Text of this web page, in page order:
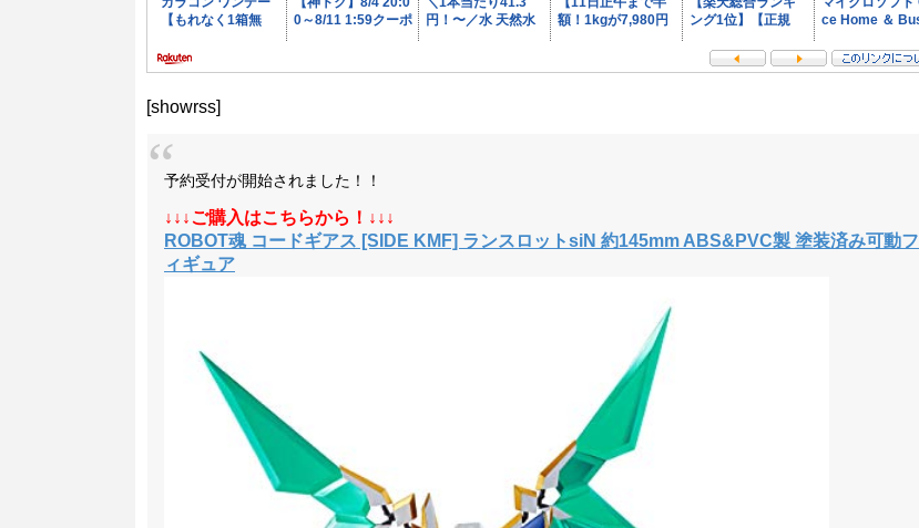
[showrss]
予約受付が開始されました！！
↓↓↓ご購入はこちらから！↓↓↓
ROBOT魂 コードギアス [SIDE KMF] ランスロットsiN 約145mm ABS&PVC製 塗装済み可動フ
ィギュア